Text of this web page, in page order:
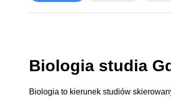
Biologia studia
Biologia to kierunek studiów